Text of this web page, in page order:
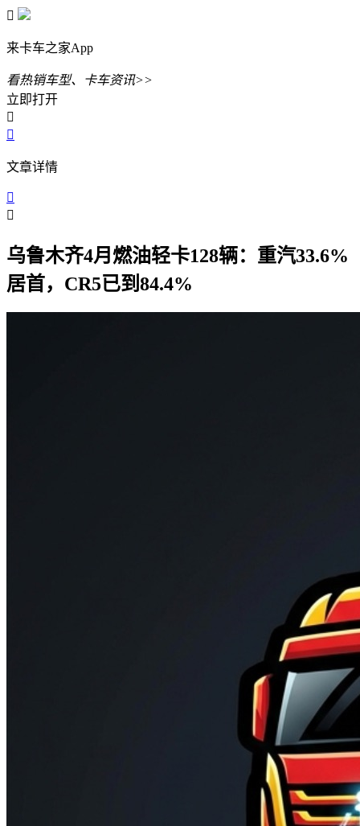

来卡车之家App
看热销车型、卡车资讯>>
立即打开


文章详情


乌鲁木齐4月燃油轻卡128辆：重汽33.6%
居首，CR5已到84.4%